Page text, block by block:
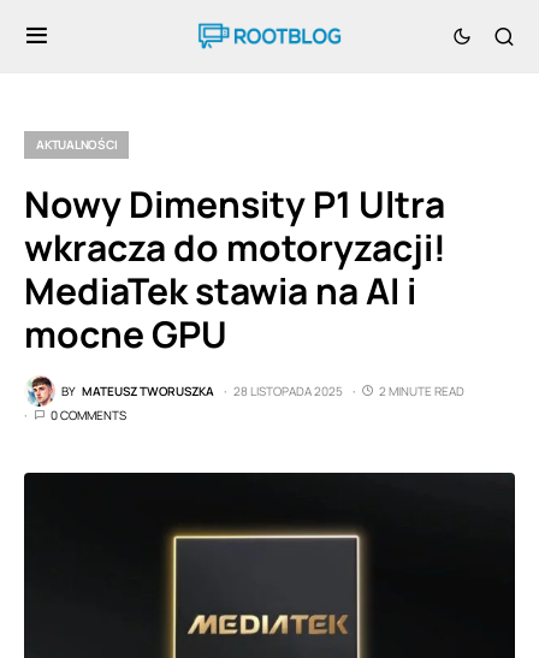
AKTUALNOŚCI
Nowy Dimensity P1 Ultra
wkracza do motoryzacji!
MediaTek stawia na AI i
mocne GPU
BY MATEUSZ TWORUSZKA 28 LISTOPADA 2025
2 MINUTE READ
0 COMMENTS